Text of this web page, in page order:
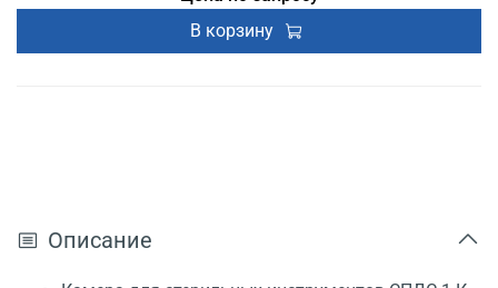
В корзину
Описание